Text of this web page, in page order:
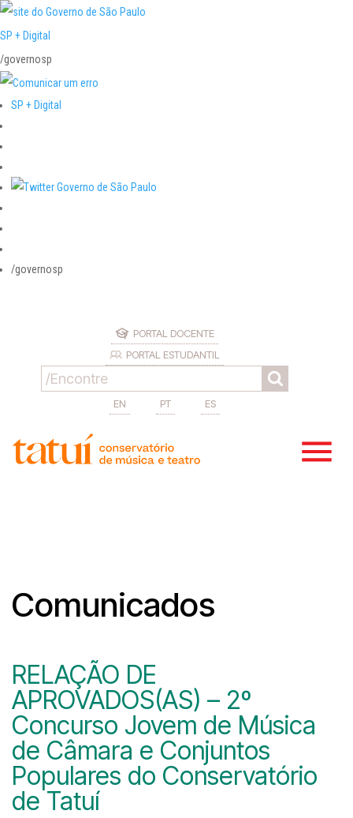
SP + Digital
/governosp
SP + Digital
/governosp
PORTAL DOCENTE
PORTAL ESTUDANTIL
EN PT ES
Comunicados
RELAÇÃO DE
APROVADOS(AS) – 2º
Concurso Jovem de Música
de Câmara e Conjuntos
Populares do Conservatório
de Tatuí